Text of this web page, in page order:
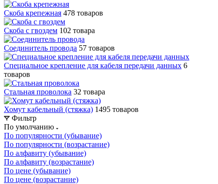
Скоба крепежная 478 товаров
Скоба с гвоздем 102 товара
Соединитель провода 57 товаров
Специальное крепление для кабеля передачи данных 6
товаров
Стальная проволока 32 товара
Хомут кабельный (стяжка) 1495 товаров
Фильтр
По умолчанию
По популярности (убывание)
По популярности (возрастание)
По алфавиту (убывание)
По алфавиту (возрастание)
По цене (убывание)
По цене (возрастание)